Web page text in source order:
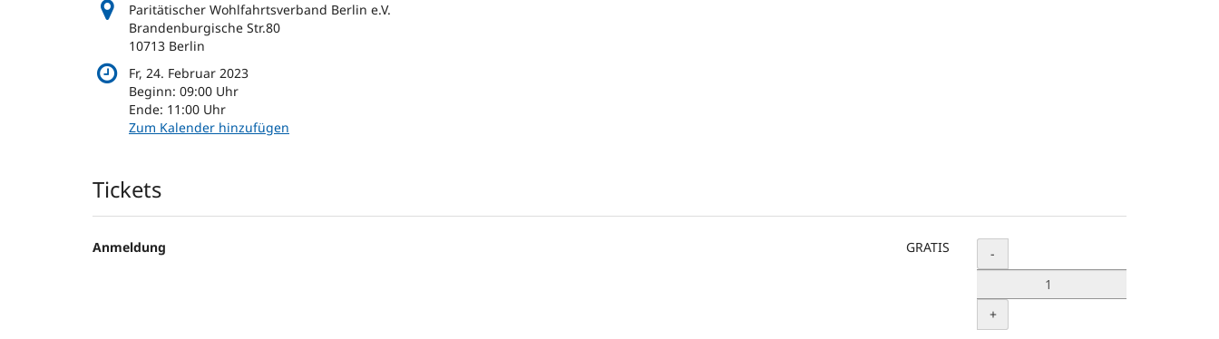
Paritätischer Wohlfahrtsverband Berlin e.V.
Brandenburgische Str.80
10713 Berlin
Fr, 24. Februar 2023
Beginn: 09:00 Uhr
Ende: 11:00 Uhr
Zum Kalender hinzufügen
Produkte
Tickets
Anmeldung GRATIS Menge
-
+